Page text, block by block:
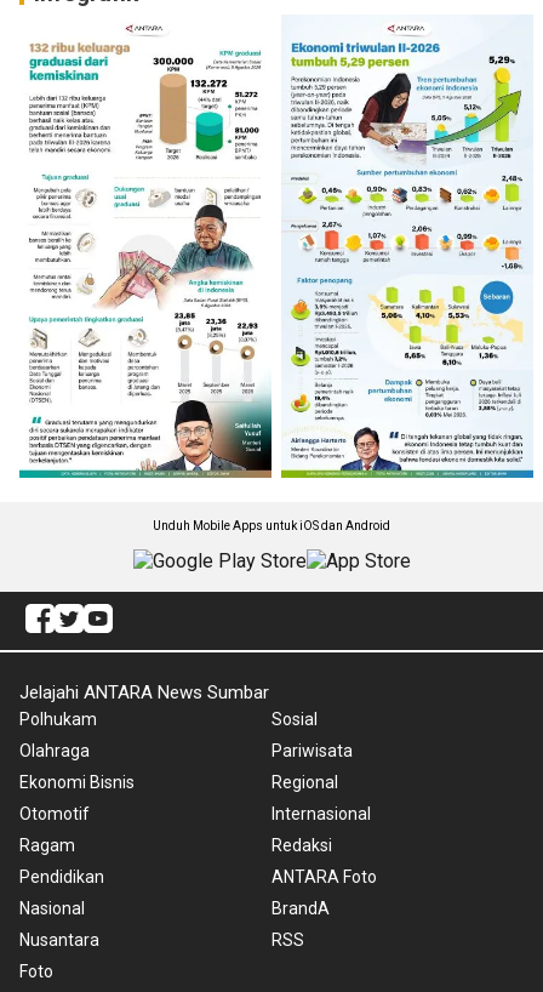
Unduh Mobile Apps untuk iOS dan Android
Jelajahi ANTARA News Sumbar
Polhukam
Olahraga
Ekonomi Bisnis
Otomotif
Ragam
Pendidikan
Nasional
Nusantara
Foto
Sosial
Pariwisata
Regional
Internasional
Redaksi
ANTARA Foto
BrandA
RSS